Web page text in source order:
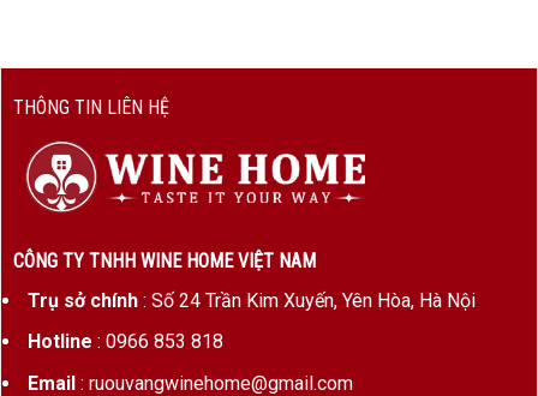
THÔNG TIN LIÊN HỆ
CÔNG TY TNHH WINE HOME VIỆT NAM
Trụ sở chính: Số 24 Trần Kim Xuyến, Yên Hòa, Hà Nội
Hotline : 0966 853 818
Email: ruouvangwinehome@gmail.com